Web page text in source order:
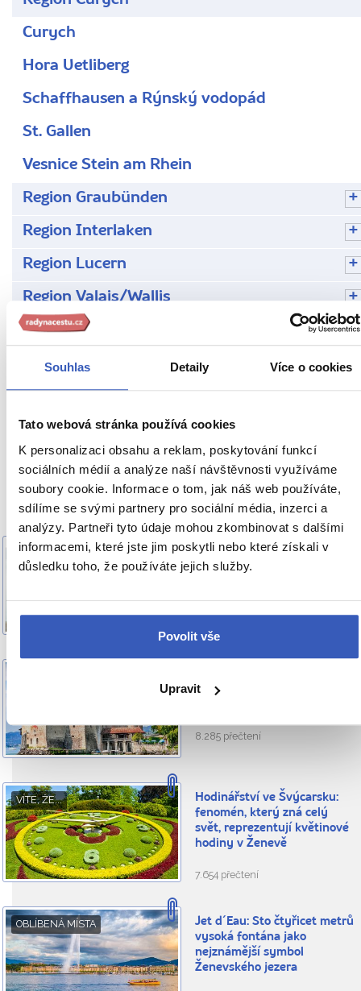
Souhlas Detaily Více o cookies
Tato webová stránka používá cookies
K personalizaci obsahu a reklam, poskytování funkcí
sociálních médií a analýze naší návštěvnosti využíváme
soubory cookie. Informace o tom, jak náš web používáte,
sdílíme se svými partnery pro sociální média, inzerci a
analýzy. Partneři tyto údaje mohou zkombinovat s dalšími
informacemi, které jste jim poskytli nebo které získali v
důsledku toho, že používáte jejich služby.
Povolit vše
Upravit
Curych
Hora Uetliberg
Schaffhausen a Rýnský vodopád
St. Gallen
Vesnice Stein am Rhein
Region Graubünden
Region Interlaken
Region Lucern
Region Valais/Wallis
Region Ženeva
Rady na cestu
Víte, že...
Doporučujeme z Švýcarska
OBLÍBENÁ MÍSTA
Montreux: město na břehu
jezera, kde vznikla
století na břehu Ženevského
8.285 přečtení
VÍTE, ŽE...
Hodinářství ve Švýcarsku:
fenomén, který zná celý
svět, reprezentují květinové
hodiny v Ženevě
7.654 přečtení
OBLÍBENÁ MÍSTA
Jet d´Eau: Sto čtyřicet metrů
vysoká fontána jako
nejznámější symbol
Ženevského jezera